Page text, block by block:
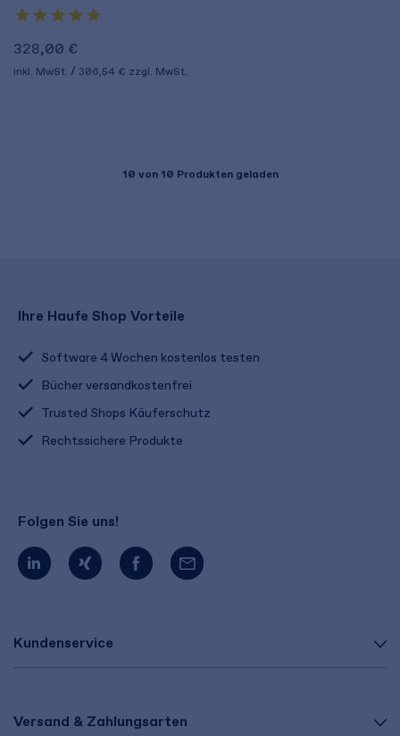
328,00 €
inkl. MwSt. 306,54 € zzgl. MwSt.
10 von 10 Produkten geladen
Kundenservice
Versand & Zahlungsarten
Ihre Haufe Shop Vorteile
Software 4 Wochen kostenlos testen
Bücher versandkostenfrei
Trusted Shops Käuferschutz
Rechtssichere Produkte
Folgen Sie uns!